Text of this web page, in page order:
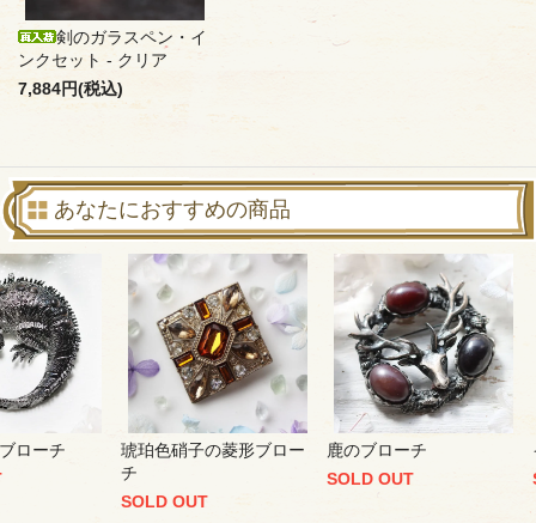
剣のガラスペン・イ
ンクセット - クリア
7,884円(税込)
あなたにおすすめの商品
ローチ
琥珀色硝子の菱形ブロー
チ
SOLD OUT
鹿のブローチ
SOLD OUT